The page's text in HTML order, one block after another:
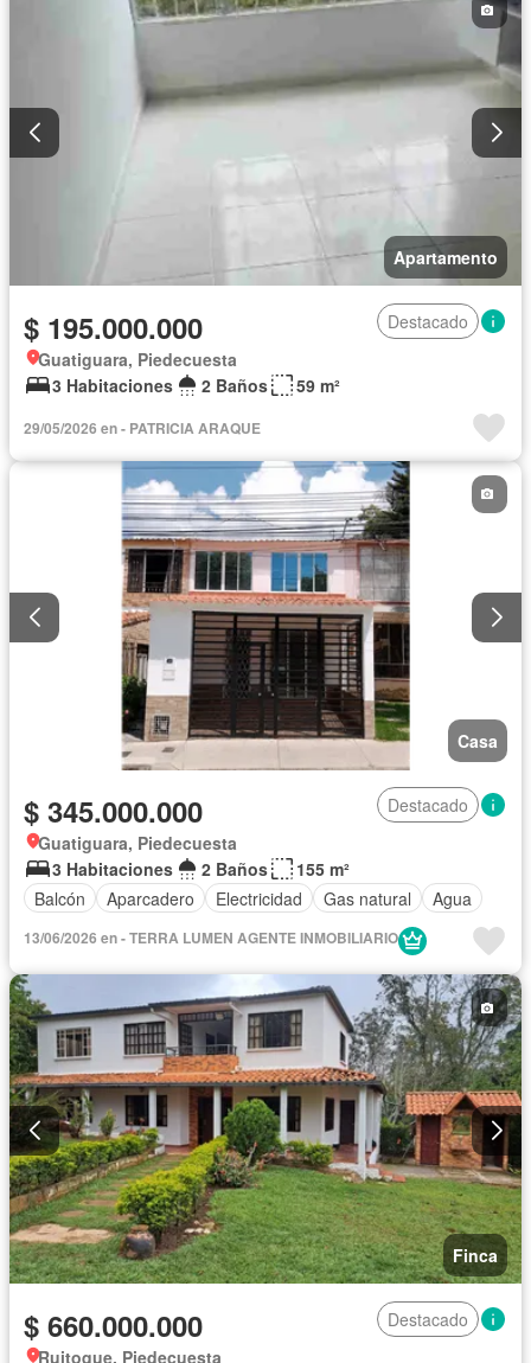
Apartamento
$ 195.000.000
Destacado
Guatiguara, Piedecuesta
3 Habitaciones
2 Baños 59 m²
29/05/2026 en - PATRICIA ARAQUE
Casa
$ 345.000.000
Destacado
Guatiguara, Piedecuesta
3 Habitaciones
2 Baños
155 m²
Balcón
Aparcadero Electricidad Gas natural Agua
13/06/2026 en - TERRA LUMEN AGENTE INMOBILIARIO
Finca
$ 660.000.000
Destacado
Ruitoque, Piedecuesta